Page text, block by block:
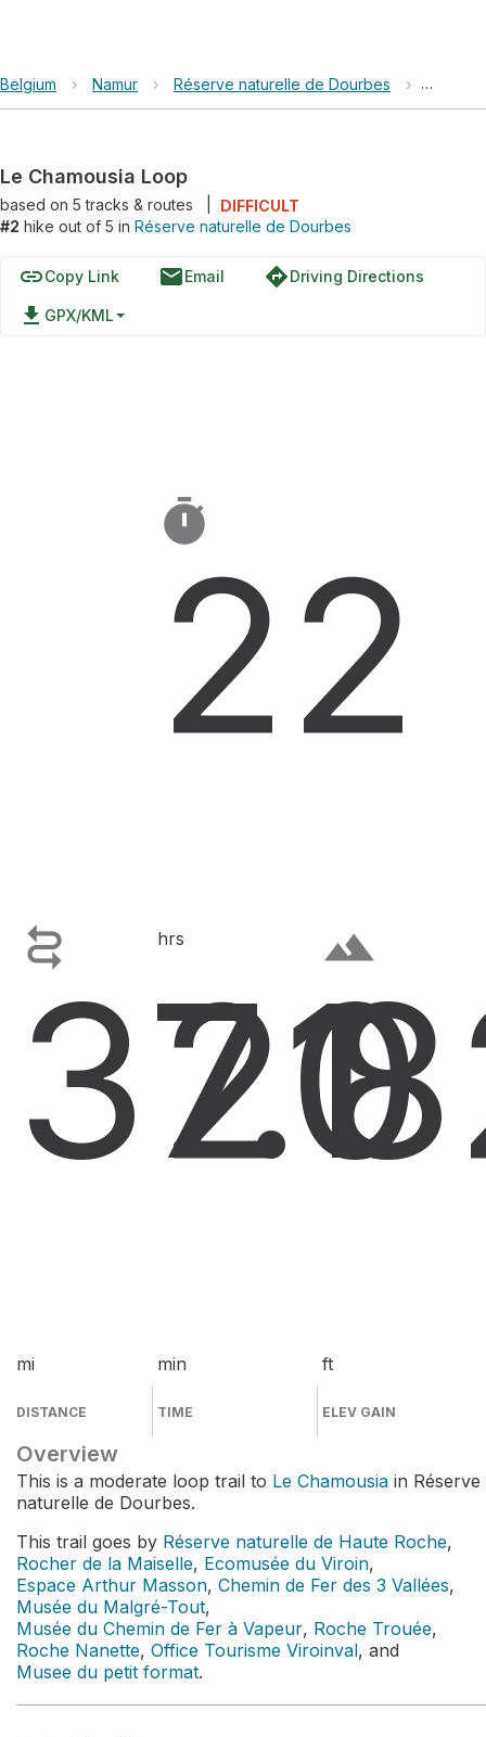
Belgium › Namur › Réserve naturelle de Dourbes › Le
Le Chamousia Loop
based on 5tracks & routes
DIFFICULT
#2 hike out of 5 in Réserve naturelle de Dourbes
linkCopy Link emailEmail directionsDriving Directions
file_download GPX/KML

37.1
mi
DISTANCE

22
hrs
20
min
TIME
terrain
ft
ELEV GAIN
Overview
This is a moderate loop trail to Le Chamousia in Réserve
naturelle de Dourbes.
This trail goes by Réserve naturelle de Haute Roche,
Rocher de la Maiselle, Ecomusée du Viroin,
Espace Arthur Masson, Chemin de Fer des 3 Vallées,
Musée du Malgré-Tout,
Musée du Chemin de Fer à Vapeur, Roche Trouée,
Roche Nanette, Office Tourisme Viroinval, and
Musee du petit format.